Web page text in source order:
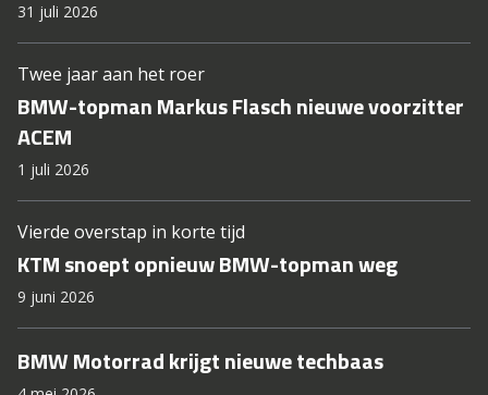
31 juli 2026
Twee jaar aan het roer
BMW-topman Markus Flasch nieuwe voorzitter
ACEM
1 juli 2026
Vierde overstap in korte tijd
KTM snoept opnieuw BMW-topman weg
9 juni 2026
BMW Motorrad krijgt nieuwe techbaas